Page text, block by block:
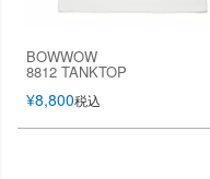
BOWWOW
8812 TANKTOP
¥8,800税込